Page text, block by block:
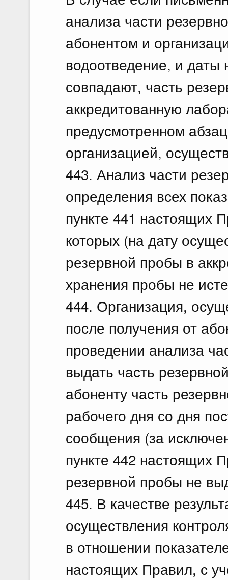
анализа части
абонентом и
водоотведение, и
совпадают, часть
аккредитованную
предусмотренном
организацией,
443. Анализ части
определения всех
пункте 441 настоящих
которых (на дату
резервной пробы в
хранения пробы не
444. Организация,
после получения от
проведении анализа
выдать часть
абоненту часть
рабочего дня со дня
сообщения (за
пункте 442 настоящих
резервной пробы не
445. В качестве
осуществления
в отношении
настоящих Правил, с